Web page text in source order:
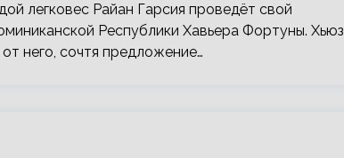
легковес Райан Гарсия проведёт свой
Республики Хавьера Фортуны. Хьюз
него, сочтя предложение…